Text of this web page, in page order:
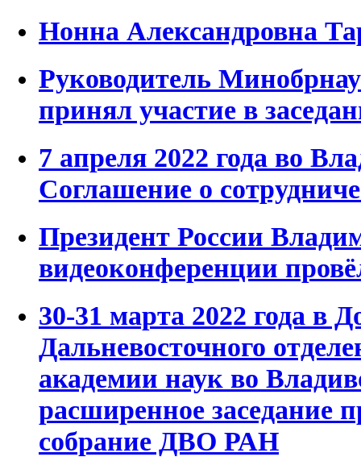
Нонна Александровна
Руководитель
принял участие в
7 апреля 2022 года во
Соглашение о
Президент России
видеоконференции
30-31 марта 2022 года в
Дальневосточного
академии наук во
расширенное заседание
собрание ДВО РАН